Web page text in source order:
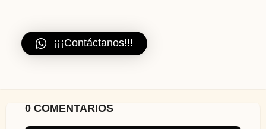
¡¡¡Contáctanos!!!
0 COMENTARIOS